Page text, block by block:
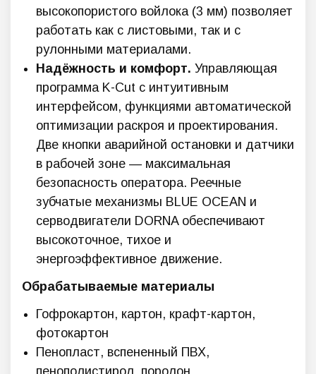
высокопористого войлока (3 мм) позволяет
работать как с листовыми, так и с
рулонными материалами.
Надёжность и комфорт. Управляющая
программа K-Cut с интуитивным
интерфейсом, функциями автоматической
оптимизации раскроя и проектирования.
Две кнопки аварийной остановки и датчики
в рабочей зоне — максимальная
безопасность оператора. Реечные
зубчатые механизмы BLUE OCEAN и
серводвигатели DORNA обеспечивают
высокоточное, тихое и
энергоэффективное движение.
Обрабатываемые материалы
Гофрокартон, картон, крафт-картон,
фотокартон
Пенопласт, вспененный ПВХ,
пенополистирол, поролон